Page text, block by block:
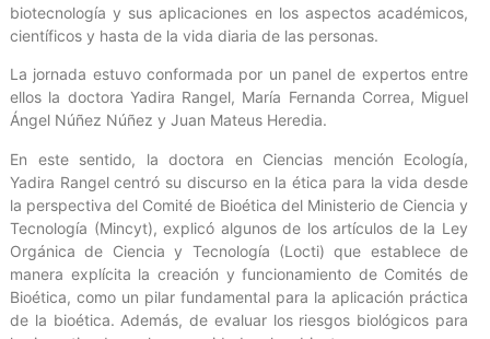
biotecnología y sus aplicaciones en los aspectos académicos,
científicos y hasta de la vida diaria de las personas.
La jornada estuvo conformada por un panel de expertos entre
ellos la doctora Yadira Rangel, María Fernanda Correa, Miguel
Ángel Núñez Núñez y Juan Mateus Heredia.
En este sentido, la doctora en Ciencias mención Ecología,
Yadira Rangel centró su discurso en la ética para la vida desde
la perspectiva del Comité de Bioética del Ministerio de Ciencia y
Tecnología (Mincyt), explicó algunos de los artículos de la Ley
Orgánica de Ciencia y Tecnología (Locti) que establece de
manera explícita la creación y funcionamiento de Comités de
Bioética, como un pilar fundamental para la aplicación práctica
de la bioética. Además, de evaluar los riesgos biológicos para